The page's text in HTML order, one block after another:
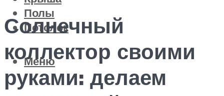
Полы
Потолок
Меню
Солнечный
коллектор своими
руками: делаем